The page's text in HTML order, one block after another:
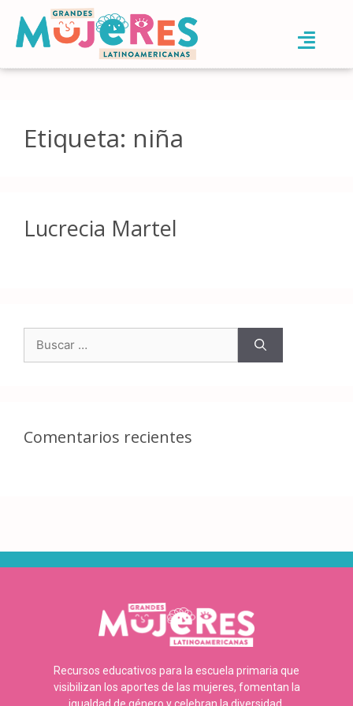
Etiqueta: niña
Lucrecia Martel
Comentarios recientes
Recursos educativos para la escuela primaria que
visibilizan los aportes de las mujeres, fomentan la
igualdad de género y celebran la diversidad.